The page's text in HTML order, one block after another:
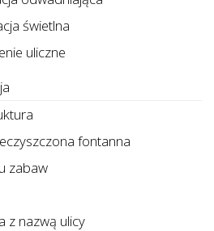
świetlna
uliczne
fontanna
zabaw
z nazwą ulicy